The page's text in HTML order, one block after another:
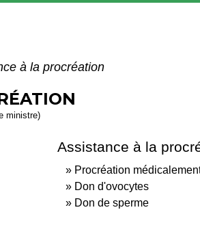
à la procréation
ministre)
Assistance à la
Procréation
Don d'ovocytes
Don de sperme